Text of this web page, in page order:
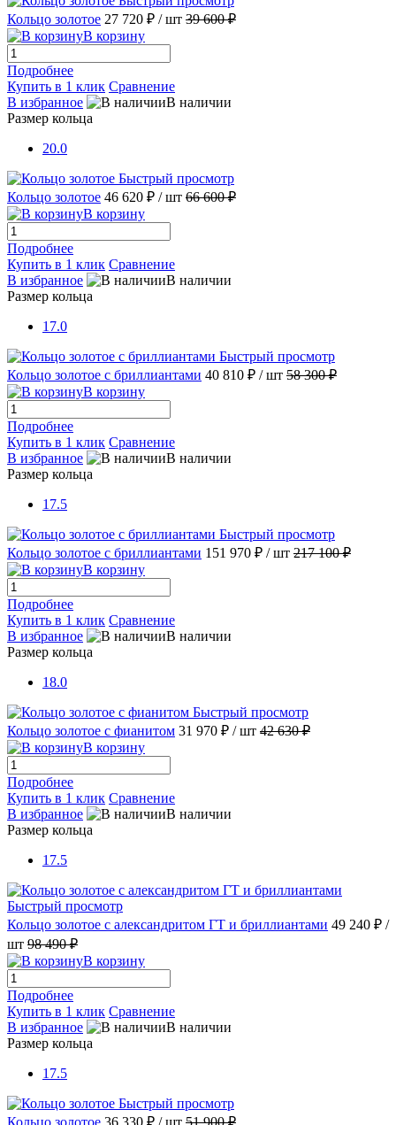
Кольцо золотое 27 720 ₽ / шт 39 600 ₽
В корзину
Подробнее
Купить в 1 клик Сравнение
В избранное
В наличии
Размер кольца
20.0
Быстрый просмотр
Кольцо золотое 46 620 ₽ / шт 66 600 ₽
В корзину
Подробнее
Купить в 1 клик Сравнение
В избранное
В наличии
Размер кольца
17.0
Быстрый просмотр
Кольцо золотое с бриллиантами 40 810 ₽ / шт 58 300 ₽
В корзину
Подробнее
Купить в 1 клик Сравнение
В избранное
В наличии
Размер кольца
17.5
Быстрый просмотр
Кольцо золотое с бриллиантами 151 970 ₽ / шт 217 100 ₽
В корзину
Подробнее
Купить в 1 клик Сравнение
В избранное
В наличии
Размер кольца
18.0
Быстрый просмотр
Кольцо золотое с фианитом 31 970 ₽ / шт 42 630 ₽
В корзину
Подробнее
Купить в 1 клик Сравнение
В избранное
В наличии
Размер кольца
17.5
Быстрый просмотр
Кольцо золотое с александритом ГТ и бриллиантами 49 240 ₽ /
шт 98 490 ₽
В корзину
Подробнее
Купить в 1 клик Сравнение
В избранное
В наличии
Размер кольца
17.5
Быстрый просмотр